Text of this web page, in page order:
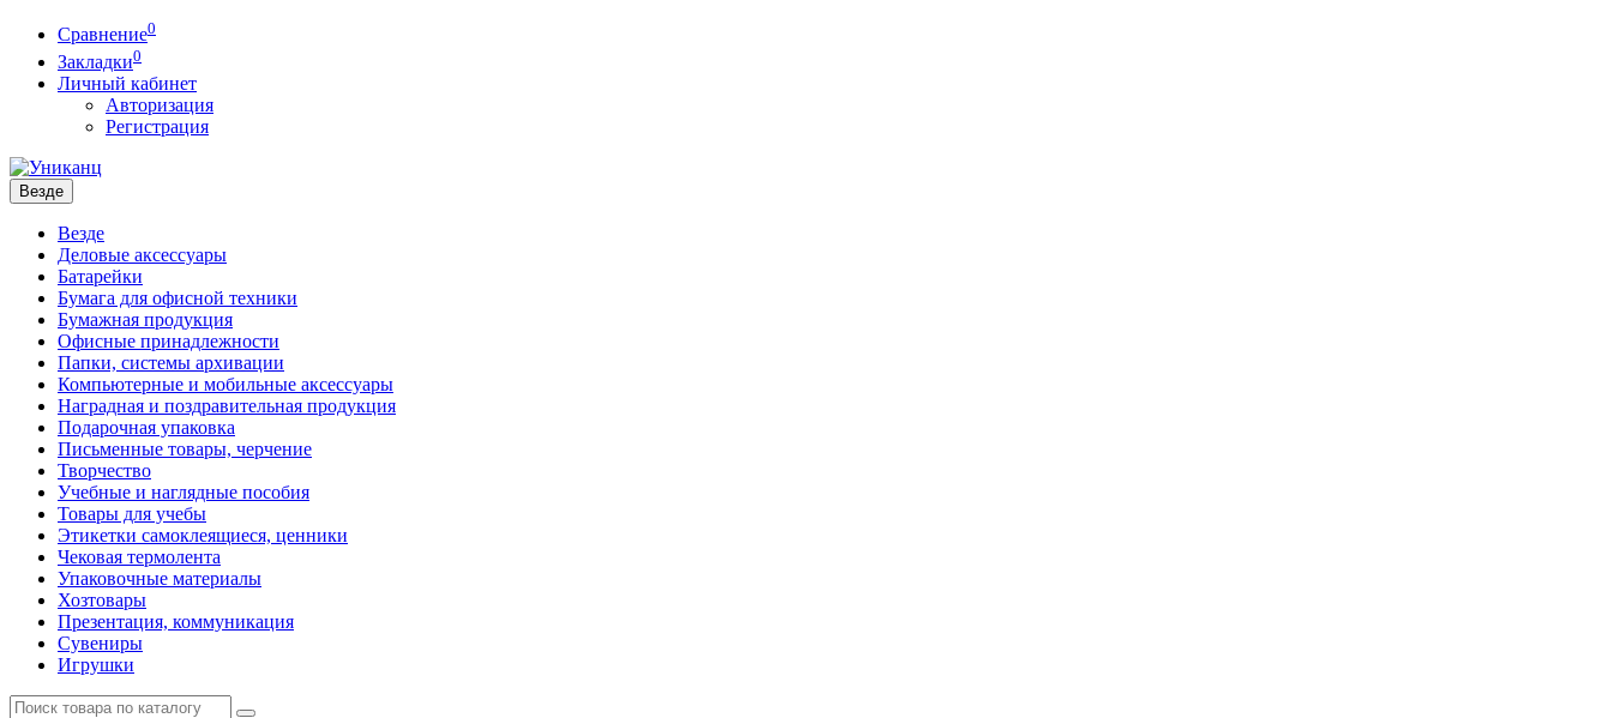
Сравнение0
Закладки0
Личный кабинет
Авторизация
Регистрация
Везде
Везде
Деловые аксессуары
Батарейки
Бумага для офисной техники
Бумажная продукция
Офисные принадлежности
Папки, системы архивации
Компьютерные и мобильные аксессуары
Наградная и поздравительная продукция
Подарочная упаковка
Письменные товары, черчение
Творчество
Учебные и наглядные пособия
Товары для учебы
Этикетки самоклеящиеся, ценники
Чековая термолента
Упаковочные материалы
Хозтовары
Презентация, коммуникация
Сувениры
Игрушки